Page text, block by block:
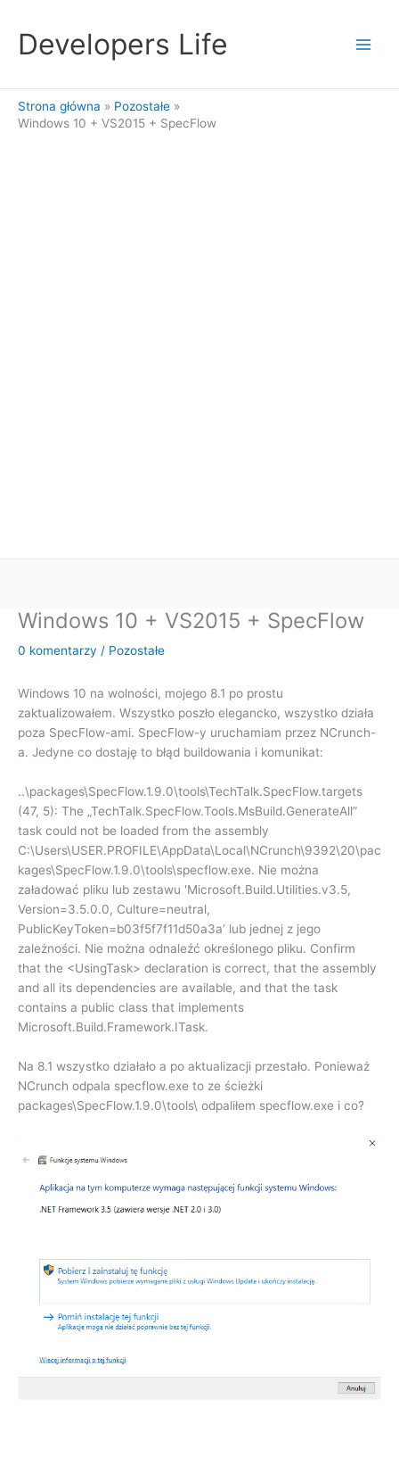
treściDevelopers Life
Strona główna
Pozostałe
Windows 10 + VS2015 + SpecFlow
Windows 10 + VS2015 + SpecFlow
0 komentarzy / Pozostałe
Windows 10 na wolności, mojego 8.1 po prostu
zaktualizowałem. Wszystko poszło elegancko, wszystko działa
poza SpecFlow-ami. SpecFlow-y uruchamiam przez NCrunch-
a. Jedyne co dostaję to błąd buildowania i komunikat:
..\packages\SpecFlow.1.9.0\tools\TechTalk.SpecFlow.targets
(47, 5): The „TechTalk.SpecFlow.Tools.MsBuild.GenerateAll”
task could not be loaded from the assembly
C:\Users\USER.PROFILE\AppData\Local\NCrunch\9392\20\pac
kages\SpecFlow.1.9.0\tools\specflow.exe. Nie można
załadować pliku lub zestawu 'Microsoft.Build.Utilities.v3.5,
Version=3.5.0.0, Culture=neutral,
PublicKeyToken=b03f5f7f11d50a3a’ lub jednej z jego
zależności. Nie można odnaleźć określonego pliku. Confirm
that the <UsingTask> declaration is correct, that the assembly
and all its dependencies are available, and that the task
contains a public class that implements
Microsoft.Build.Framework.ITask.
Na 8.1 wszystko działało a po aktualizacji przestało. Ponieważ
NCrunch odpala specflow.exe to ze ścieżki
packages\SpecFlow.1.9.0\tools\ odpaliłem specflow.exe i co?